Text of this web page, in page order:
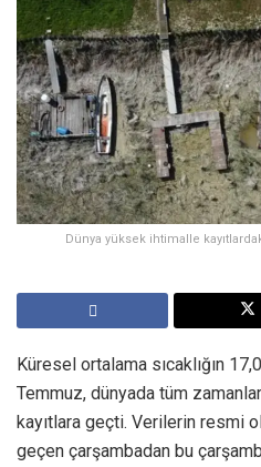
Dünya yüksek ihtimalle
Küresel ortalama sıcaklığın
Temmuz, dünyada tüm
kayıtlara geçti. Verilerin resmi
geçen çarşambadan bu